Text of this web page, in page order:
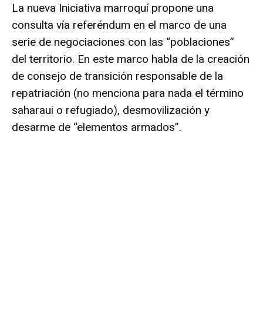
La nueva Iniciativa marroquí propone una
consulta vía referéndum en el marco de una
serie de negociaciones con las “poblaciones”
del territorio. En este marco habla de la creación
de consejo de transición responsable de la
repatriación (no menciona para nada el término
saharaui o refugiado), desmovilización y
desarme de “elementos armados”.